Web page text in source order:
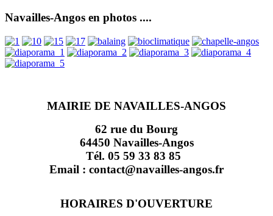
Navailles-Angos en photos ....
MAIRIE DE NAVAILLES-ANGOS
62 rue du Bourg
64450 Navailles-Angos
Tél. 05 59 33 83 85
Email : contact@navailles-angos.fr
HORAIRES D'OUVERTURE